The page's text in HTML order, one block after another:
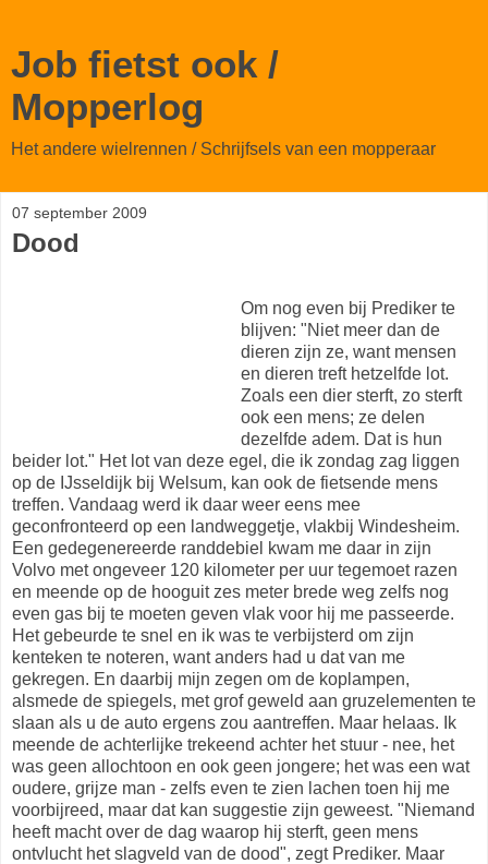
Job fietst ook /
Mopperlog
Het andere wielrennen / Schrijfsels van een mopperaar
07 september 2009
Dood
Om nog even bij Prediker te
blijven: "Niet meer dan de
dieren zijn ze, want mensen
en dieren treft hetzelfde lot.
Zoals een dier sterft, zo sterft
ook een mens; ze delen
dezelfde adem. Dat is hun
beider lot." Het lot van deze egel, die ik zondag zag liggen
op de IJsseldijk bij Welsum, kan ook de fietsende mens
treffen. Vandaag werd ik daar weer eens mee
geconfronteerd op een landweggetje, vlakbij Windesheim.
Een gedegenereerde randdebiel kwam me daar in zijn
Volvo met ongeveer 120 kilometer per uur tegemoet razen
en meende op de hooguit zes meter brede weg zelfs nog
even gas bij te moeten geven vlak voor hij me passeerde.
Het gebeurde te snel en ik was te verbijsterd om zijn
kenteken te noteren, want anders had u dat van me
gekregen. En daarbij mijn zegen om de koplampen,
alsmede de spiegels, met grof geweld aan gruzelementen te
slaan als u de auto ergens zou aantreffen. Maar helaas. Ik
meende de achterlijke trekeend achter het stuur - nee, het
was geen allochtoon en ook geen jongere; het was een wat
oudere, grijze man - zelfs even te zien lachen toen hij me
voorbijreed, maar dat kan suggestie zijn geweest. "Niemand
heeft macht over de dag waarop hij sterft, geen mens
ontvlucht het slagveld van de dood", zegt Prediker. Maar